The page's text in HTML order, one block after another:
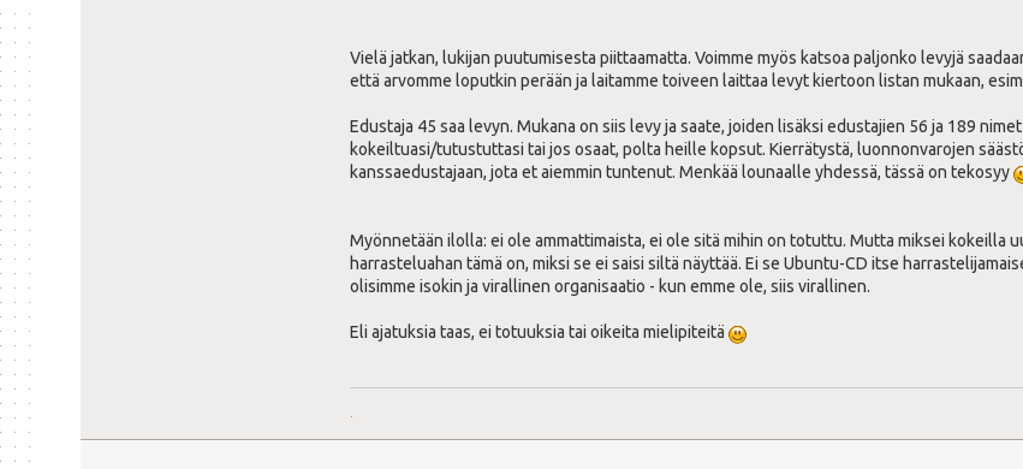
Vielä jatkan, lukijan puutumisesta piittaamatta. Voimme myös katsoa paljonko levyjä
että arvomme loputkin perään ja laitamme toiveen laittaa levyt kiertoon listan mukaan,
Edustaja 45 saa levyn. Mukana on siis levy ja saate, joiden lisäksi edustajien 56 ja 189
kokeiltuasi/tutustuttasi tai jos osaat, polta heille kopsut. Kierrätystä, luonnonvarojen
kanssaedustajaan, jota et aiemmin tuntenut. Menkää lounaalle yhdessä, tässä on tekosyy
Myönnetään ilolla: ei ole ammattimaista, ei ole sitä mihin on totuttu. Mutta miksei kokeilla
harrasteluahan tämä on, miksi se ei saisi siltä näyttää. Ei se Ubuntu-CD itse
olisimme isokin ja virallinen organisaatio - kun emme ole, siis virallinen.
Eli ajatuksia taas, ei totuuksia tai oikeita mielipiteitä